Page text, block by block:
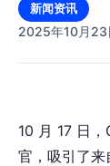
新闻资讯
2025年10月23
10 月 17 日
官，吸引了来